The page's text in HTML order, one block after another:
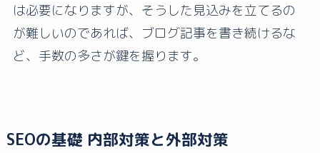
は必要になりますが、そうした見込みを立てるの
が難しいのであれば、ブログ記事を書き続けるな
ど、手数の多さが鍵を握ります。
SEOの基礎 内部対策と外部対策